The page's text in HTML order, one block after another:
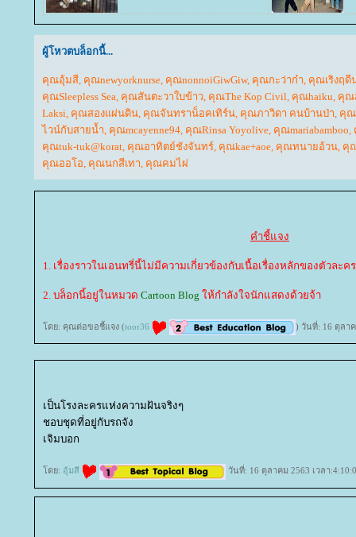
ผู้โหวตบล็อกนี้...
คุณอุ้มสี, คุณnewyorknurse, คุณnonnoiGiwGiw, คุณกะว่าก๋า, คุณเริงฤดี
คุณSleepless Sea, คุณสันตะวาใบข้าว, คุณThe Kop Civil, คุณhaiku, คุณ
Laksi, คุณสองแผ่นดิน, คุณจันทราน็อคเทิร์น, คุณภาวิดา คนบ้านป่า, คุณ
ไวน์กับสายน้ำ, คุณmcayenne94, คุณRinsa Yoyolive, คุณmariabamboo,
คุณtuk-tuk@korat, คุณอาทิตย์ชังจันทร์, คุณkae+aoe, คุณทนายอ้วน, คุ
คุณออโอ, คุณนกสีเทา, คุณคมไผ่
คำชี้แจง
1. เรื่องราวในเอนทรี่นี้ไม่มีความเกี่ยวข้องกับเนื้อเรื่องหลักของตัวละค
2. บล็อกนี้อยู่ในหมวด Cartoon Blog ห้กำลังใจนักแสดงด้วยจ้า
ดย: คุณต่อขอชี้แจง (toor36 ) วันที่: 16 ตุลา
เป็นโรงละครแห่งความฝันจริงๆ
ชอบชุดที่อยู่กับรถจัง
เจิมบอก
ดย: อุ้มสี วันที่: 16 ตุลาคม 2563 เวลา